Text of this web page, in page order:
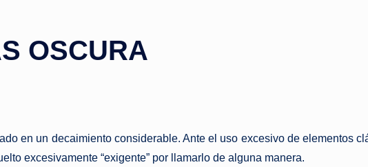
OSCURA
en un decaimiento considerable. Ante el uso excesivo de elementos
excesivamente “exigente” por llamarlo de alguna manera.